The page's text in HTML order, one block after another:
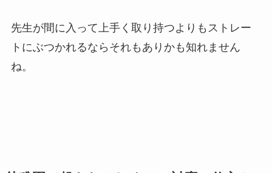
先生が間に入って上手く取り持つよりもストレー
トにぶつかれるならそれもありかも知れません
ね。